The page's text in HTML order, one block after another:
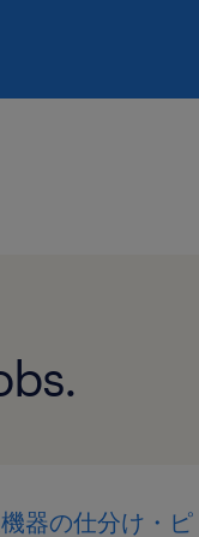
器の仕分け・ピ